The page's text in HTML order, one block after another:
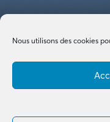
Nous utilisons des cookies